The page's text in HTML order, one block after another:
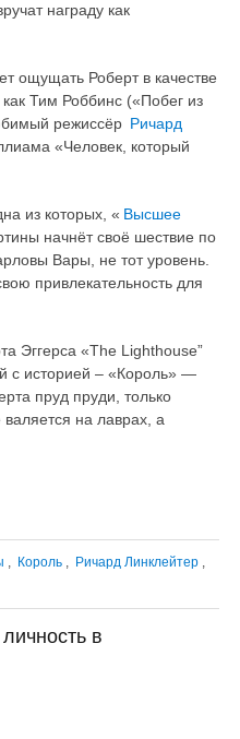
награду как
ощущать Роберт в качестве
Тим Роббинс («Побег из
режиссёр Ричард
«Человек, который
из которых, « Высшее
начнёт своё шествие по
Вары, не тот уровень.
привлекательность для
Эггерса «The Lighthouse”
с историей – «Король» —
пруд пруди, только
на лаврах, а
, Король , Ричард Линклейтер ,
в